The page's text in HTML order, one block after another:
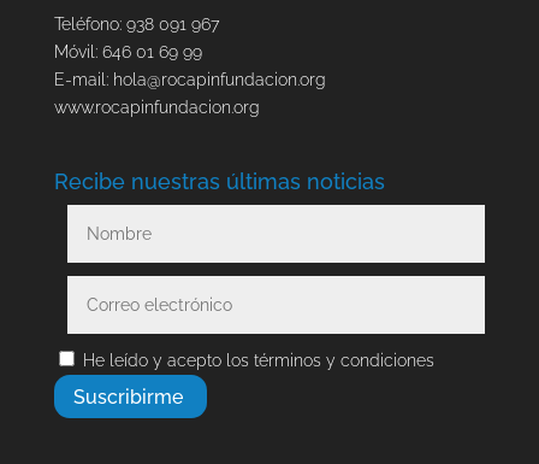
Teléfono: 938 091 967
Móvil: 646 01 69 99
E-mail: hola@rocapinfundacion.org
www.rocapinfundacion.org
Recibe nuestras últimas noticias
He leído y acepto los términos y condiciones